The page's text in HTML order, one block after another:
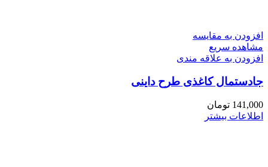
افزودن به مقایسه
مشاهده سریع
افزودن به علاقه مندی
جادستمال کاغذی طرح داینی
141,000 تومان
اطلاعات بیشتر